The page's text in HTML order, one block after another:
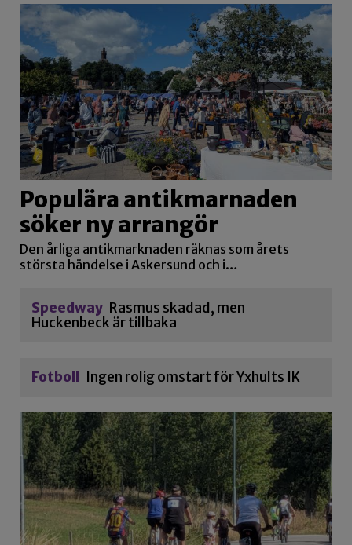
Populära antikmarnaden
söker ny arrangör
Den årliga antikmarknaden räknas som årets
största händelse i Askersund och i…
Speedway Rasmus skadad, men
Huckenbeck är tillbaka
Fotboll Ingen rolig omstart för Yxhults IK